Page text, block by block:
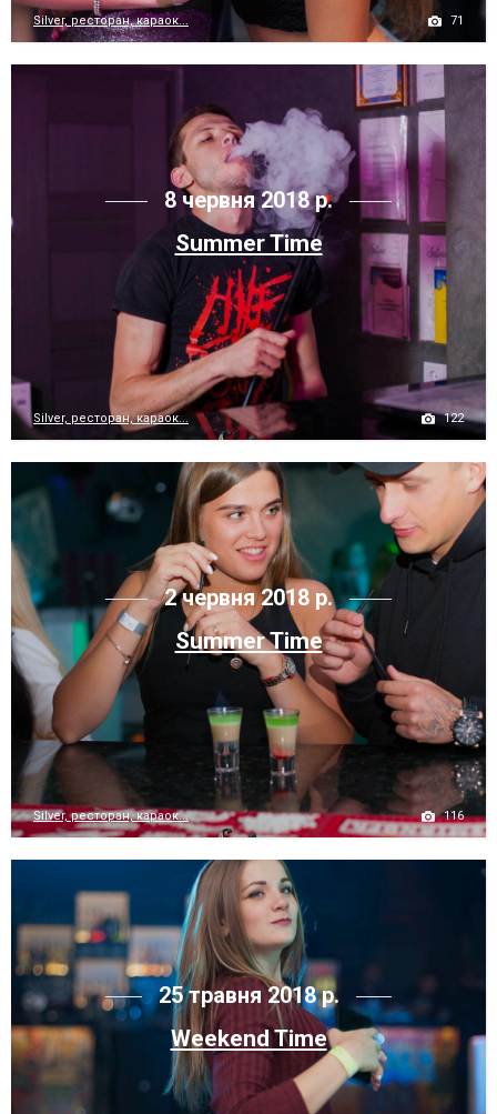
Silver, ресторан, караок... 71
8 червня 2018 р.
Summer Time
Silver, ресторан, караок... 122
2 червня 2018 р.
Summer Time
Silver, ресторан, караок... 116
25 травня 2018 р.
Weekend Time